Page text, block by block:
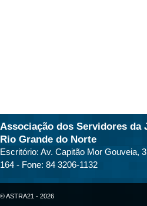
Associação dos Servidores da
Rio Grande do Norte
Escritório: Av. Capitão Mor Gouveia,
164 - Fone: 84 3206-1132
© ASTRA21 - 2026